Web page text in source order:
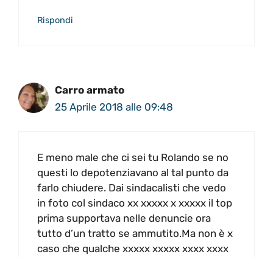
Rispondi
Carro armato
25 Aprile 2018 alle 09:48
E meno male che ci sei tu Rolando se no
questi lo depotenziavano al tal punto da
farlo chiudere. Dai sindacalisti che vedo
in foto col sindaco xx xxxxx x xxxxx il top
prima supportava nelle denuncie ora
tutto d’un tratto se ammutito.Ma non è x
caso che qualche xxxxx xxxxx xxxx xxxx